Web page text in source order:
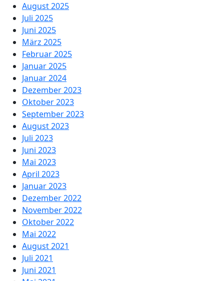
August 2025
Juli 2025
Juni 2025
März 2025
Februar 2025
Januar 2025
Januar 2024
Dezember 2023
Oktober 2023
September 2023
August 2023
Juli 2023
Juni 2023
Mai 2023
April 2023
Januar 2023
Dezember 2022
November 2022
Oktober 2022
Mai 2022
August 2021
Juli 2021
Juni 2021